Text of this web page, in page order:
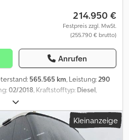
214.950 €
Festpreis zzgl. MwSt.
(255.790 € brutto)
Anrufen
565.565 km, Leistung: 290
02/2018 , Kraftstofftyp: Diesel
Euro6, Bremsen:
Bordküche, Elektronisches
Navigationssystem,
Kleinanzeige